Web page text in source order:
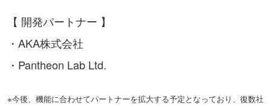
【 開発パートナー 】
・AKA株式会社
・Pantheon Lab Ltd.
※今後、機能に合わせてパートナーを拡大する予定となっており、復数社